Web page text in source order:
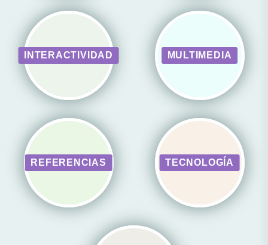
INTERACTIVIDAD MULTIMEDIA
REFERENCIAS TECNOLOGÍA